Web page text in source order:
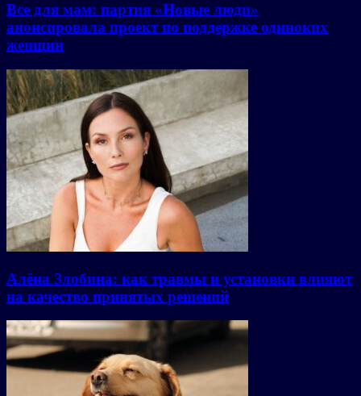
Все для мам: партия «Новые люди»
анонсировала проект по поддержке одиноких
женщин
Алёна Злобина: как травмы и установки влияют
на качество принятых решений